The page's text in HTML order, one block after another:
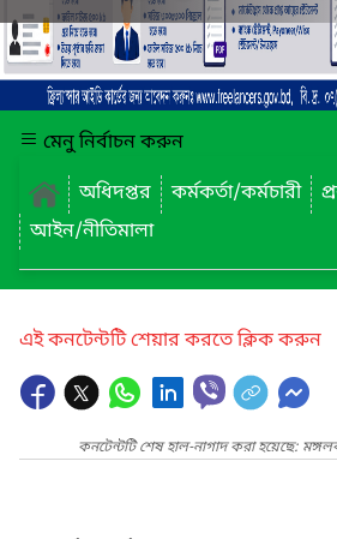
মেনু নির্বাচন করুন
অধিদপ্তর
কর্মকর্তা/কর্মচারী
আইন/নীতিমালা
এই কনটেন্টটি শেয়ার করতে ক্লিক করুন
কনটেন্টটি শেষ হাল-নাগাদ করা হয়েছে: